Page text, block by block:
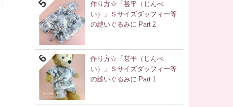
作り方☆「甚平（じんべ
い）」Ｓサイズダッフィー等
の縫いぐるみに Part 2
作り方☆「甚平（じんべ
い）」Ｓサイズダッフィー等
の縫いぐるみに Part 1